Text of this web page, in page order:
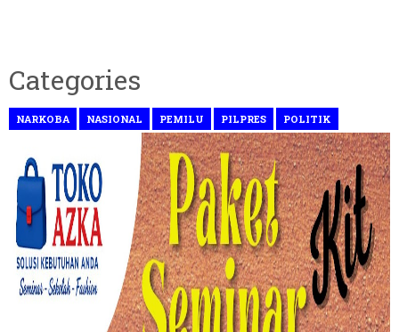
Categories
NARKOBA NASIONAL PEMILU PILPRES POLITIK